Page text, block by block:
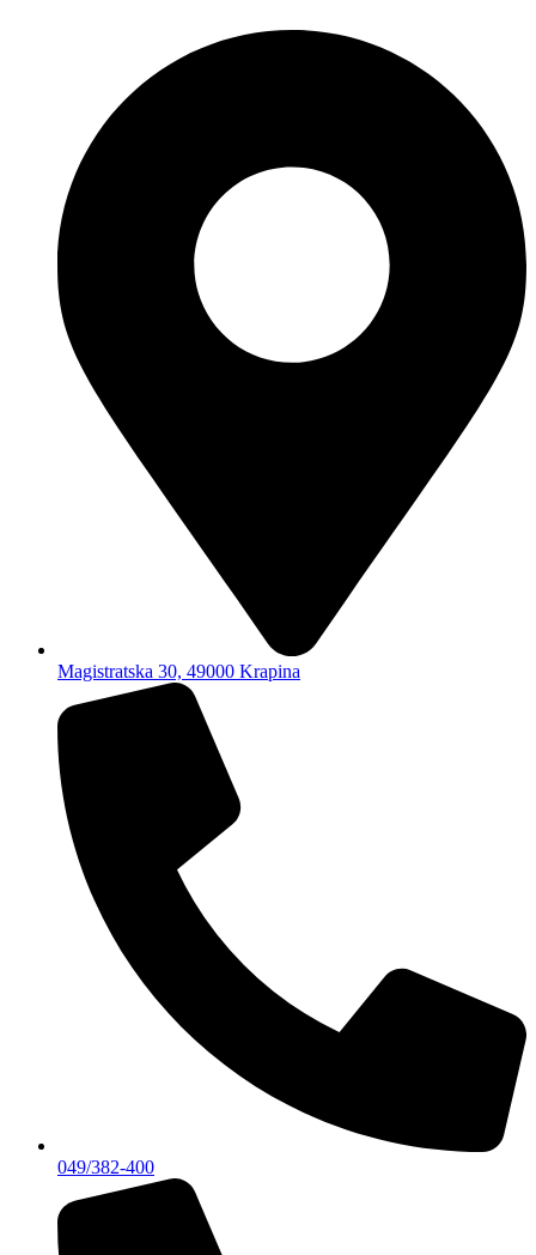
Magistratska 30, 49000 Krapina
049/382-400